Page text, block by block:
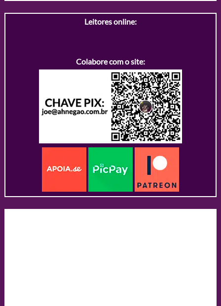
Leitores online:
Colabore com o site: